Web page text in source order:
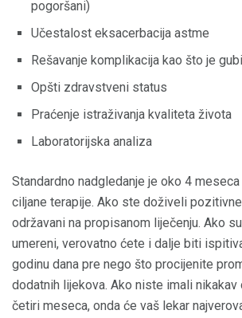
pogoršani)
Učestalost eksacerbacija astme
Rešavanje komplikacija kao što je
Opšti zdravstveni status
Praćenje istraživanja kvaliteta života
Laboratorijska analiza
Standardno nadgledanje je oko 4
ciljane terapije. Ako ste doživeli
održavani na propisanom liječenju. Ako
umereni, verovatno ćete i dalje biti
godinu dana pre nego što procijenite
dodatnih lijekova. Ako niste imali nikakav
četiri meseca, onda će vaš lekar